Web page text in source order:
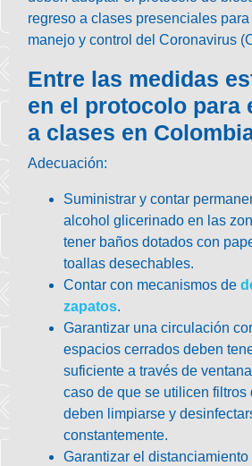
regreso a clases presenciales para
manejo y control del Coronavirus
Entre las medidas
en el protocolo para
a clases en
Adecuación:
Suministrar y contar
alcohol glicerinado en las
tener baños dotados con
toallas desechables.
Contar con mecanismos de
zapatos.
Garantizar una circulación
espacios cerrados deben
suficiente a través de
caso de que se utilicen filtros
deben limpiarse y
constantemente.
Garantizar eldistanciamiento